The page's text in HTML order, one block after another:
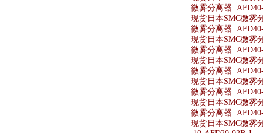
微雾分离器
现货日本SMC微雾
微雾分离器
现货日本SMC微雾
微雾分离器
现货日本SMC微雾
微雾分离器
现货日本SMC微雾
微雾分离器
现货日本SMC微雾
微雾分离器
现货日本SMC微雾